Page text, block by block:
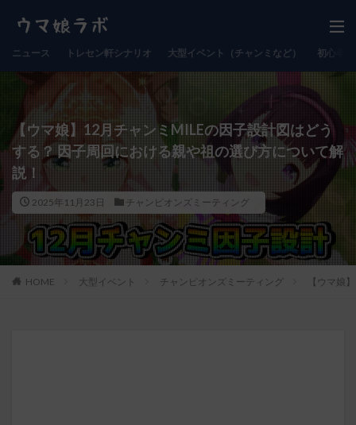
ニュース トレセン軒シナリオ 大型イベント（チャンミなど） 初心者
【ウマ娘】12月チャンミMILEの因子設計図はどう
する？ 因子周回における親や祖の選び方について解
説！
2025年11月23日 チャンピオンズミーティング
HOME 大型イベント チャンピオンズミーティング 【ウマ娘